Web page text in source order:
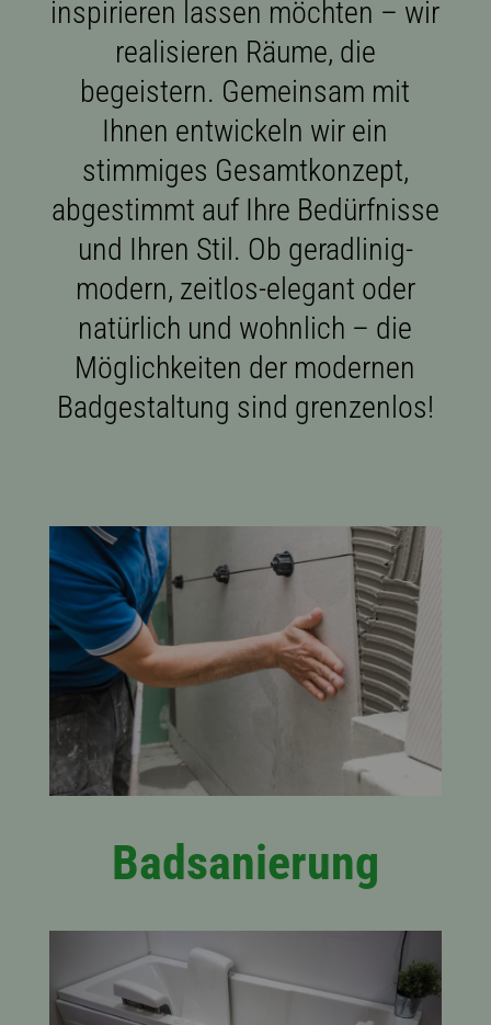
inspirieren lassen möchten – wir
realisieren Räume, die
begeistern. Gemeinsam mit
Ihnen entwickeln wir ein
stimmiges Gesamtkonzept,
abgestimmt auf Ihre Bedürfnisse
und Ihren Stil. Ob geradlinig-
modern, zeitlos-elegant oder
natürlich und wohnlich – die
Möglichkeiten der modernen
Badgestaltung sind grenzenlos!
Badsanierung